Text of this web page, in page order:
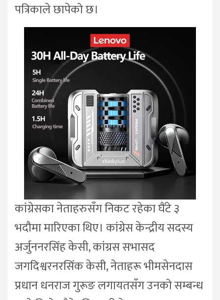
पत्रिकाले छापेको छ।
कांग्रेसका नेताहरुसँग निकट रहेका घैंटे ३
भदौमा मारिएका थिए। कांग्रेस केन्द्रीय सदस्य
अर्जुननरसिंह केसी, कांग्रस सभासद
जगदिश्वरनरसिंक केसी, नेताहरू भीमसेनदास
प्रधान धनराज गुरूङ लगायतसँग उनको सम्बन्ध